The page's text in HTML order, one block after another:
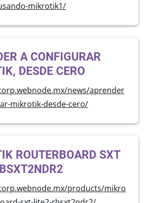
mikrotik1/
A CONFIGURAR
DESDE CERO
news/aprender
mikrotik-desde-cero/
ROUTERBOARD SXT
products/mikro